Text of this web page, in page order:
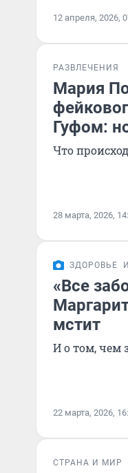
12 апреля, 2026,
РАЗВЛЕЧЕНИЯ
Мария
Гуфом:
Что
28 марта, 2026,
ЗДОРОВЬЕ
«Все
мстит
И о том, чем
22 марта, 2026,
СТРАНА И МИР